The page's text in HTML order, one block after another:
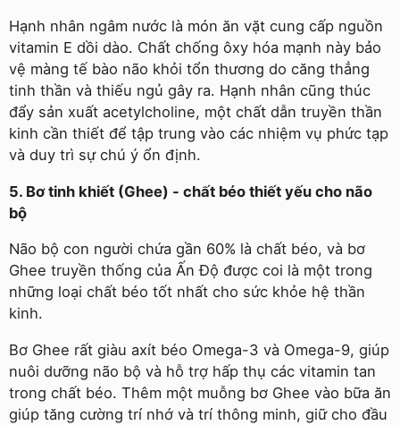
Hạnh nhân ngâm nước là món ăn vặt cung cấp nguồn
vitamin E dồi dào. Chất chống ôxy hóa mạnh này bảo
vệ màng tế bào não khỏi tổn thương do căng thẳng
tinh thần và thiếu ngủ gây ra. Hạnh nhân cũng thúc
đẩy sản xuất acetylcholine, một chất dẫn truyền thần
kinh cần thiết để tập trung vào các nhiệm vụ phức tạp
và duy trì sự chú ý ổn định.
5. Bơ tinh khiết (Ghee) - chất béo thiết yếu cho não
bộ
Não bộ con người chứa gần 60% là chất béo, và bơ
Ghee truyền thống của Ấn Độ được coi là một trong
những loại chất béo tốt nhất cho sức khỏe hệ thần
kinh.
Bơ Ghee rất giàu axít béo Omega-3 và Omega-9, giúp
nuôi dưỡng não bộ và hỗ trợ hấp thụ các vitamin tan
trong chất béo. Thêm một muỗng bơ Ghee vào bữa ăn
giúp tăng cường trí nhớ và trí thông minh, giữ cho đầu